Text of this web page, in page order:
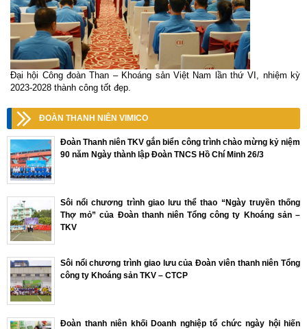
Đại hội Công đoàn Than – Khoáng sản Việt Nam lần thứ VI, nhiệm kỳ
2023-2028 thành công tốt đẹp.
ĐOÀN THANH NIÊN VIMICO
Đoàn Thanh niên TKV gắn biển công trình chào mừng kỷ niệm
90 năm Ngày thành lập Đoàn TNCS Hồ Chí Minh 26/3
Sôi nổi chương trình giao lưu thể thao “Ngày truyền thống
Thợ mỏ” của Đoàn thanh niên Tổng công ty Khoáng sản –
TKV
Sôi nổi chương trình giao lưu của Đoàn viên thanh niên Tổng
công ty Khoáng sản TKV – CTCP
Đoàn thanh niên khối Doanh nghiệp tổ chức ngày hội hiến